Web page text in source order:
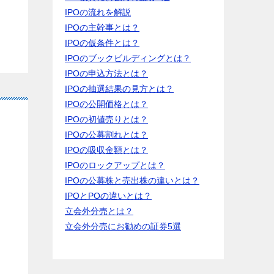
IPOの流れを解説
IPOの主幹事とは？
IPOの仮条件とは？
IPOのブックビルディングとは？
IPOの申込方法とは？
IPOの抽選結果の見方とは？
IPOの公開価格とは？
IPOの初値売りとは？
IPOの公募割れとは？
IPOの吸収金額とは？
IPOのロックアップとは？
IPOの公募株と売出株の違いとは？
IPOとPOの違いとは？
立会外分売とは？
立会外分売にお勧めの証券5選